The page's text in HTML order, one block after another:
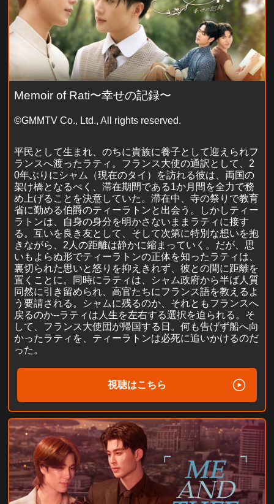
Memoir of Rati〜幸せの記録〜
©GMMTV Co., Ltd., All rights reserved.
平民として生まれ、のちに貴族に養子として迎えられフ
ランスへ渡ったラティ。フランス大使の通訳として、2
0年ぶりにシャム（現在のタイ）を訪れる彼は、両国の
架け橋となるべく、滞在期間である1か月間を全力で務
め上げることを決意していた。滞在中、寺の祭りで教育
省に勤める伯爵のティーラトンと出会う。しかしティー
ラトンは、自身の身分を明かさないままラティに接す
る。互いを良き友として、そして次第に特別な想いを抱
きながら、2人の距離は静かに縮まっていく。だが、思
いもよらぬ形でティーラトンの正体を知ったラティは、
裏切られた思いと怒りを抑えきれず、彼との間に距離を
置くことに。同時にラティは、シャム政府から半ば人質
同然に引き留められ、高官たちにフランス語を教えるよ
う要請される。シャムに残るのか、それともフランスへ
戻るのか--ラティは人生を左右する選択を迫られる。そ
して、フランス大使団が帰国する日。何も告げず船へ向
かったラティを、ティーラトンは必死に追いかけるのだ
った。
視聴はこちら